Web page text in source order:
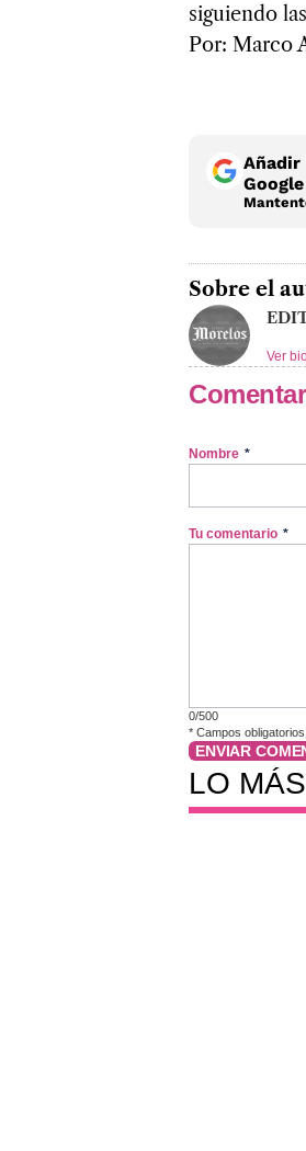
siguiendo
Por: Marco
Añadir
Sobre el
Ver
Nombre *
Tu comentario *
0/500
* Campos obligatorios
ENVIAR
LO